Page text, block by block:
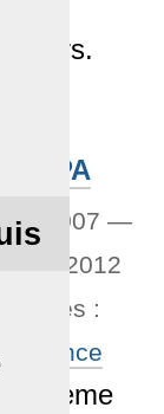
fiers.
03/2007—
26/06/2012
:
thème